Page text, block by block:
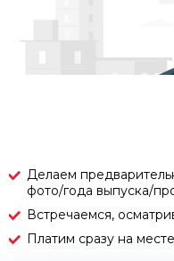
Делаем
фото/года выпуска/
Встречаемся,
Платим сразу на месте